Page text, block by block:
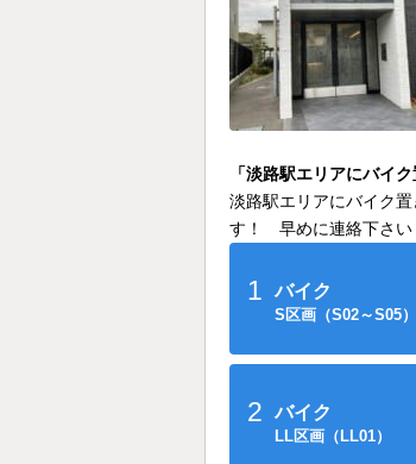
「淡路駅エリアにバイ
淡路駅エリアにバイク
す！ 早めに連絡下さい
1 バイク
S区画（S02～S05）
2 バイク
LL区画（LL01）